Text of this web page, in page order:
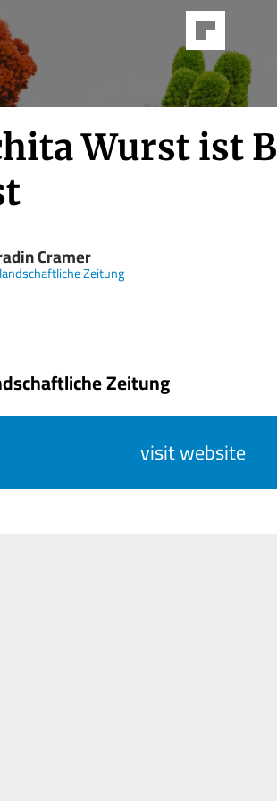
Wurst ist
Cramer
Zeitung
Zeitung
visit website